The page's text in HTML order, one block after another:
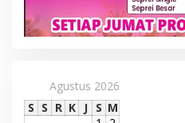
Agustus 2026
S S R K J S M